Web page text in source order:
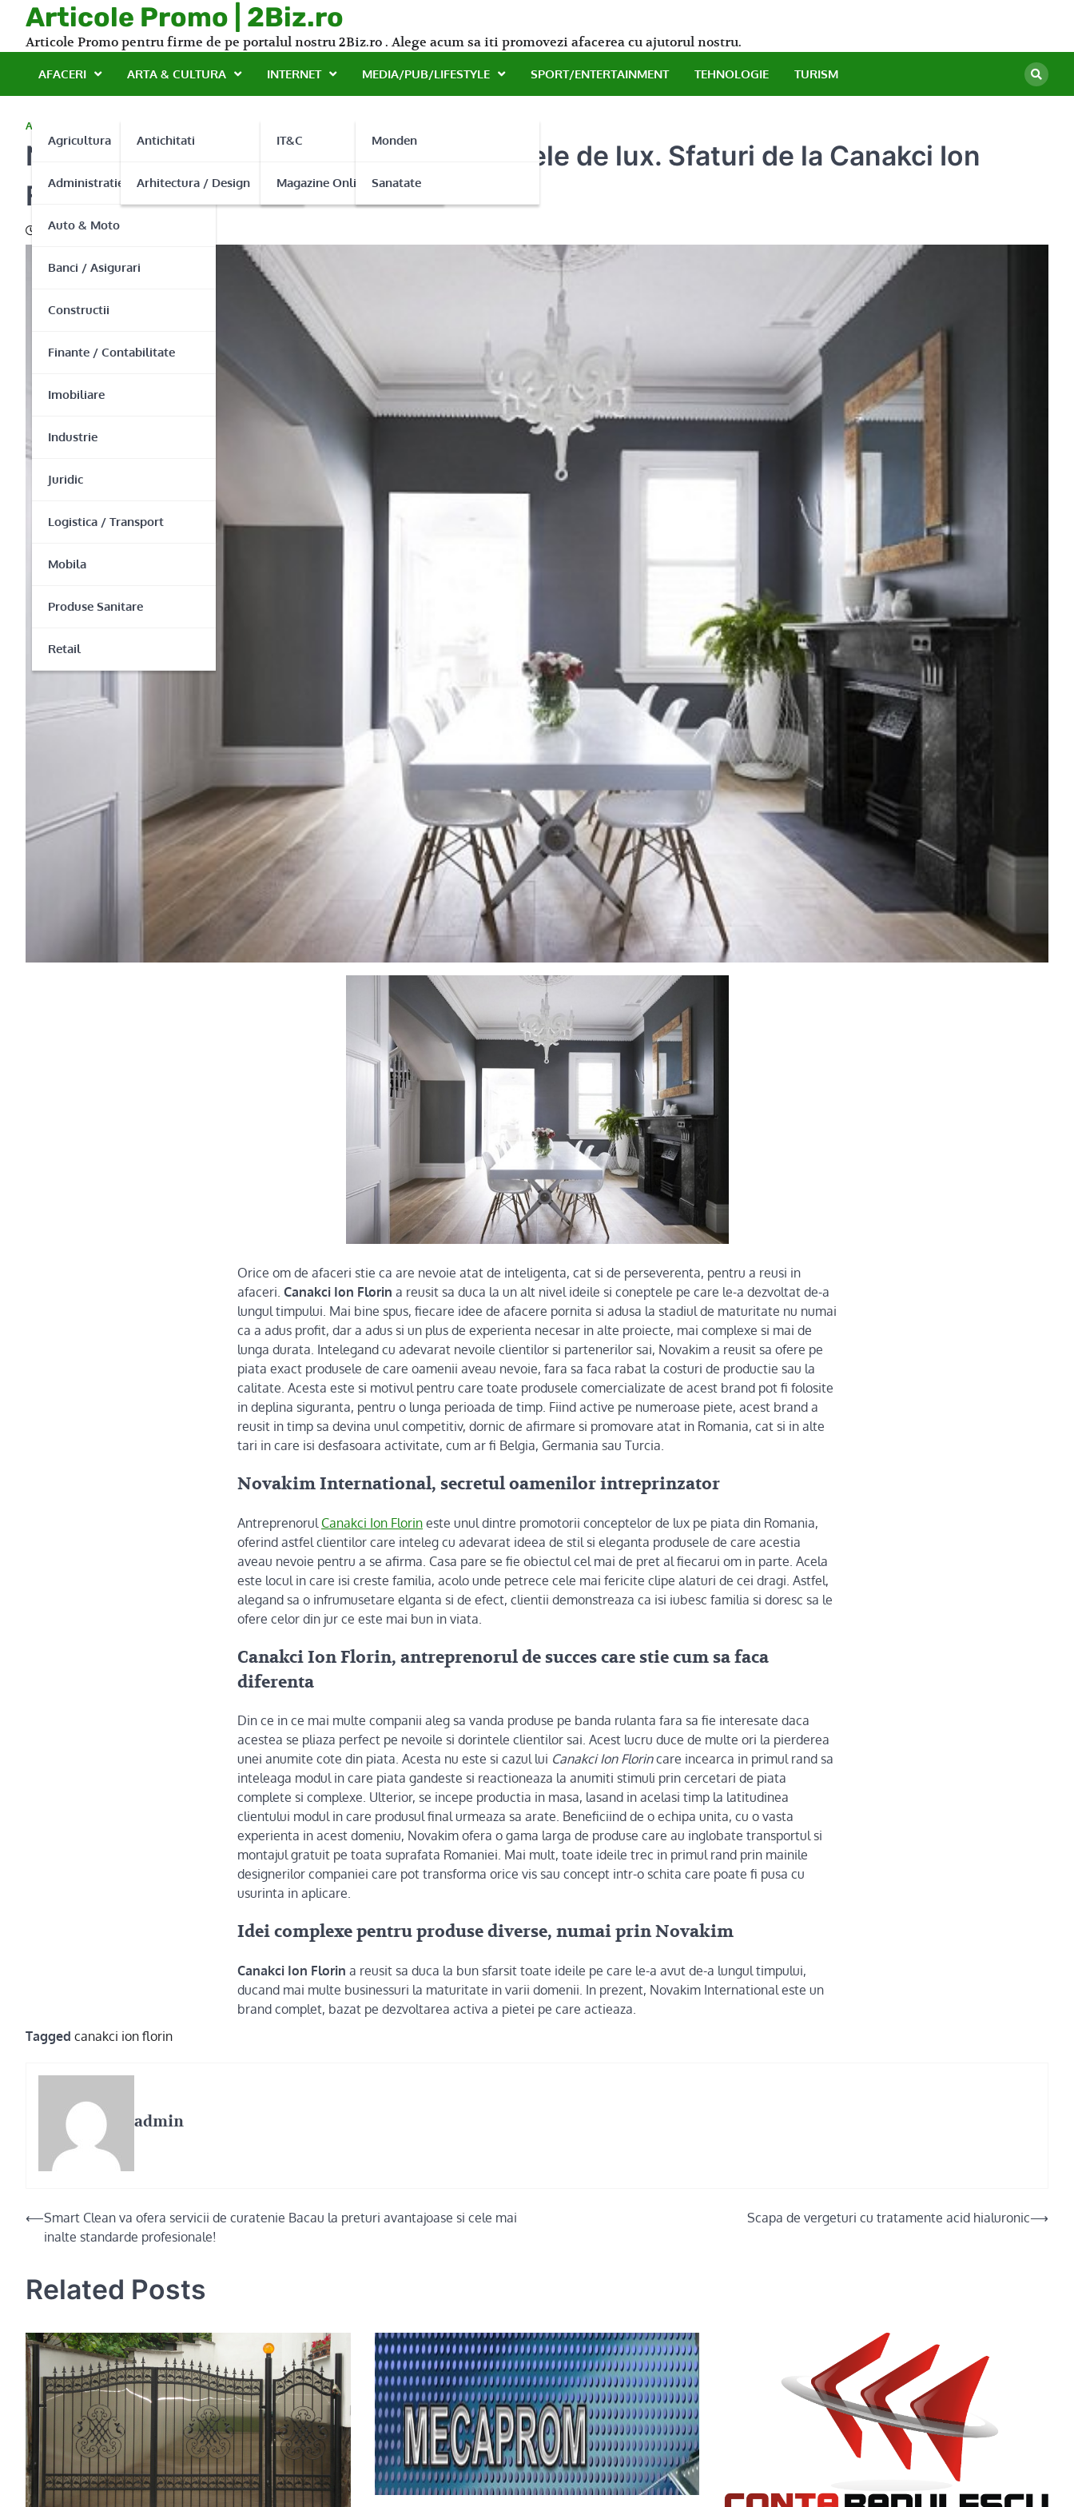
content
Articole Promo | 2Biz.ro
Articole Promo pentru firme de pe portalul nostru 2Biz.ro . Alege acum sa iti promovezi afacerea cu ajutorul nostru.
AFACERI
Agricultura
Administratie Publica
Auto & Moto
Banci / Asigurari
Constructii
Finante / Contabilitate
Imobiliare
Industrie
Juridic
Logistica / Transport
Mobila
Produse Sanitare
Retail
ARTA & CULTURA
Antichitati
Arhitectura / Design
INTERNET
IT&C
Magazine Online
MEDIA/PUB/LIFESTYLE
Monden
Sanatate
SPORT/ENTERTAINMENT TEHNOLOGIE TURISM
AFACERI
Novakim, lider national privind conceptele de lux. Sfaturi de la Canakci Ion
Florin
13/01/2016
Orice om de afaceri stie ca are nevoie atat de inteligenta, cat si de perseverenta, pentru a reusi in
afaceri. Canakci Ion Florin a reusit sa duca la un alt nivel ideile si coneptele pe care le-a dezvoltat de-a
lungul timpului. Mai bine spus, fiecare idee de afacere pornita si adusa la stadiul de maturitate nu numai
ca a adus profit, dar a adus si un plus de experienta necesar in alte proiecte, mai complexe si mai de
lunga durata. Intelegand cu adevarat nevoile clientilor si partenerilor sai, Novakim a reusit sa ofere pe
piata exact produsele de care oamenii aveau nevoie, fara sa faca rabat la costuri de productie sau la
calitate. Acesta este si motivul pentru care toate produsele comercializate de acest brand pot fi folosite
in deplina siguranta, pentru o lunga perioada de timp. Fiind active pe numeroase piete, acest brand a
reusit in timp sa devina unul competitiv, dornic de afirmare si promovare atat in Romania, cat si in alte
tari in care isi desfasoara activitate, cum ar fi Belgia, Germania sau Turcia.
Novakim International, secretul oamenilor intreprinzator
Antreprenorul Canakci Ion Florin este unul dintre promotorii conceptelor de lux pe piata din Romania,
oferind astfel clientilor care inteleg cu adevarat ideea de stil si eleganta produsele de care acestia
aveau nevoie pentru a se afirma. Casa pare se fie obiectul cel mai de pret al fiecarui om in parte. Acela
este locul in care isi creste familia, acolo unde petrece cele mai fericite clipe alaturi de cei dragi. Astfel,
alegand sa o infrumusetare elganta si de efect, clientii demonstreaza ca isi iubesc familia si doresc sa le
ofere celor din jur ce este mai bun in viata.
Canakci Ion Florin, antreprenorul de succes care stie cum sa faca
diferenta
Din ce in ce mai multe companii aleg sa vanda produse pe banda rulanta fara sa fie interesate daca
acestea se pliaza perfect pe nevoile si dorintele clientilor sai. Acest lucru duce de multe ori la pierderea
unei anumite cote din piata. Acesta nu este si cazul lui Canakci Ion Florincare incearca in primul rand sa
inteleaga modul in care piata gandeste si reactioneaza la anumiti stimuli prin cercetari de piata
complete si complexe. Ulterior, se incepe productia in masa, lasand in acelasi timp la latitudinea
clientului modul in care produsul final urmeaza sa arate. Beneficiind de o echipa unita, cu o vasta
experienta in acest domeniu, Novakim ofera o gama larga de produse care au inglobate transportul si
montajul gratuit pe toata suprafata Romaniei. Mai mult, toate ideile trec in primul rand prin mainile
designerilor companiei care pot transforma orice vis sau concept intr-o schita care poate fi pusa cu
usurinta in aplicare.
Idei complexe pentru produse diverse, numai prin Novakim
Canakci Ion Florin a reusit sa duca la bun sfarsit toate ideile pe care le-a avut de-a lungul timpului,
ducand mai multe businessuri la maturitate in varii domenii. In prezent, Novakim International este un
brand complet, bazat pe dezvoltarea activa a pietei pe care actieaza.
Tagged canakci ion florin
admin
Post
navigation
⟵Smart Clean va ofera servicii de curatenie Bacau la preturi avantajoase si cele mai
inalte standarde profesionale!
Scapa de vergeturi cu tratamente acid hialuronic⟶
Related Posts